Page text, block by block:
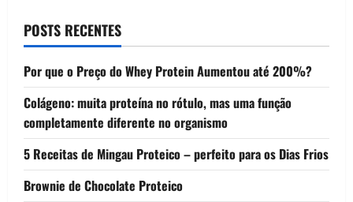
POSTS RECENTES
Por que o Preço do Whey Protein Aumentou até 200%?
Colágeno: muita proteína no rótulo, mas uma função
completamente diferente no organismo
5 Receitas de Mingau Proteico – perfeito para os Dias Frios
Brownie de Chocolate Proteico